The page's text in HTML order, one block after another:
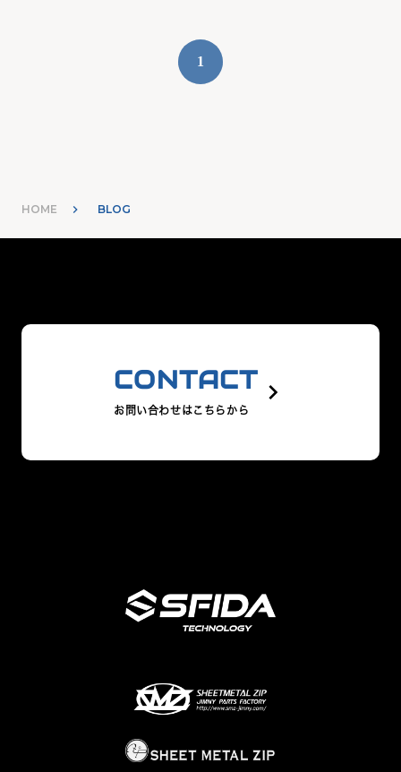
1
HOME BLOG
CONTACT
お問い合わせはこちらから
keyboard_arrow_right